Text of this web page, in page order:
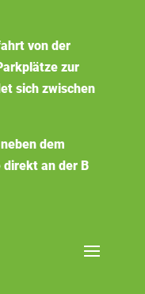
von der
zur
sich zwischen
dem
direkt an der B